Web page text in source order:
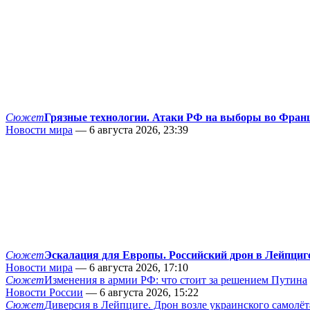
СюжетГрязные технологии. Атаки РФ на выборы во
Новости мира — 6 августа 2026, 23:39
СюжетЭскалация для Европы. Российский дрон в
Новости мира — 6 августа 2026, 17:10
СюжетИзменения в армии РФ: что стоит за решением Путина
Новости России — 6 августа 2026, 15:22
СюжетДиверсия в Лейпциге. Дрон возле украинского